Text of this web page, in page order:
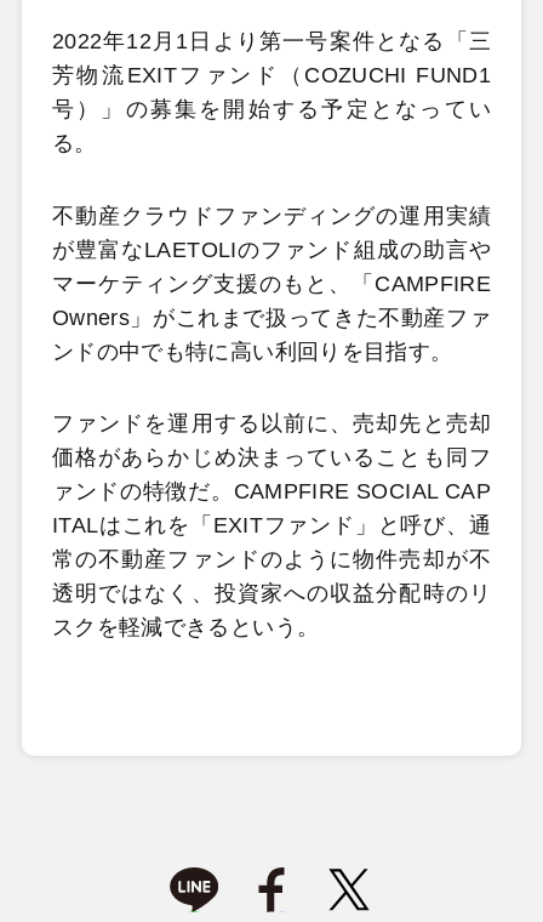
2022年12月1日より第一号案件となる「三
芳物流EXITファンド（COZUCHI FUND1
号）」の募集を開始する予定となってい
る。
不動産クラウドファンディングの運用実績
が豊富なLAETOLIのファンド組成の助言や
マーケティング支援のもと、「CAMPFIRE
Owners」がこれまで扱ってきた不動産ファ
ンドの中でも特に高い利回りを目指す。
ファンドを運用する以前に、売却先と売却
価格があらかじめ決まっていることも同フ
ァンドの特徴だ。CAMPFIRE SOCIAL CAP
ITALはこれを「EXITファンド」と呼び、通
常の不動産ファンドのように物件売却が不
透明ではなく、投資家への収益分配時のリ
スクを軽減できるという。